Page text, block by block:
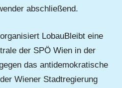
abschließend.
LobauBleibt eine
der SPÖ Wien in der
das antidemokratische
Wiener Stadtregierung